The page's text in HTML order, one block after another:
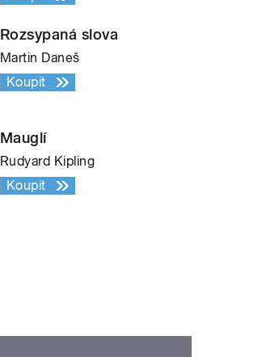
Rozsypaná slova
Martin Daneš
Koupit
Mauglí
Rudyard Kipling
Koupit